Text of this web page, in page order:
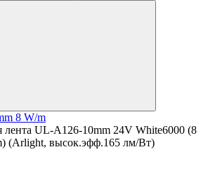
8 W/m
лента UL-A126-10mm 24V White6000 (8
(Arlight, высок.эфф.165 лм/Вт)